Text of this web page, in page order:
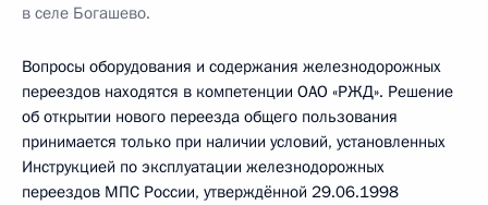
в селе Богашево.
Вопросы оборудования и содержания железнодорожных
переездов находятся в компетенции ОАО «РЖД». Решение
об открытии нового переезда общего пользования
принимается только при наличии условий, установленных
Инструкцией по эксплуатации железнодорожных
переездов МПС России, утверждённой 29.06.1998